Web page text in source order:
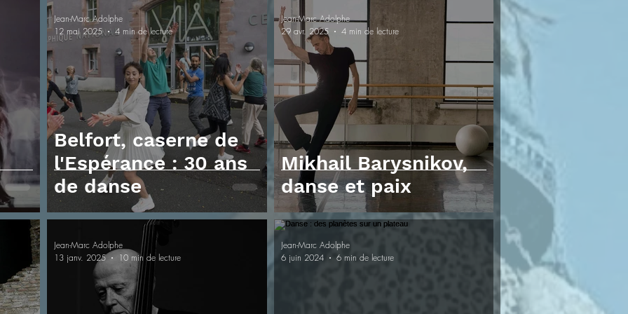
Belfort, caserne de
l'Espérance : 30 ans
de danse
Jean-Marc Adolphe
12 mai 2025
4 min de lecture
Mikhail Barysnikov,
danse et paix
Jean-Marc Adolphe
29 avr. 2025
4 min de lecture
Jean-Marc Adolphe
13 janv. 2025
10 min de lecture
Jean-Marc Adolphe
6 juin 2024
6 min de lecture